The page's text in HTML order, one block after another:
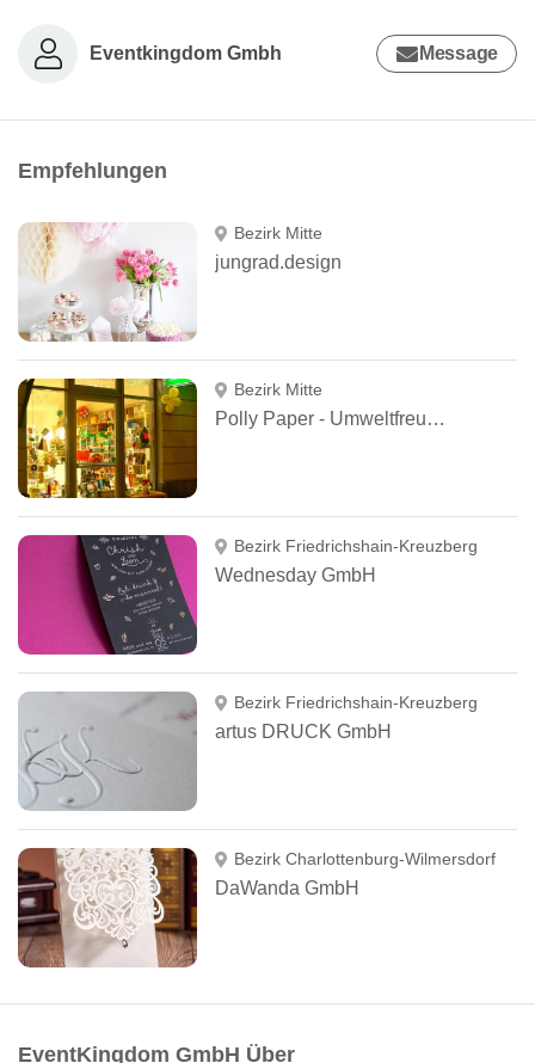
Eventkingdom Gmbh Message
Empfehlungen
Bezirk Mitte
jungrad.design
Bezirk Mitte
Polly Paper - Umweltfreundliche Schreibwaren
Bezirk Friedrichshain-Kreuzberg
Wednesday GmbH
Bezirk Friedrichshain-Kreuzberg
artus DRUCK GmbH
Bezirk Charlottenburg-Wilmersdorf
DaWanda GmbH
EventKingdom GmbH Über